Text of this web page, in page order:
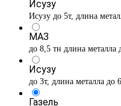
Исузу
Исузу до 5т, длина
МАЗ
до 8,5 тн длина металла
Исузу
до 3т, длина металла до
Газель